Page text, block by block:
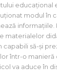
educațional
modul în
informațiile.
materialelor
capabili să-și
într-o manieră
va aduce în